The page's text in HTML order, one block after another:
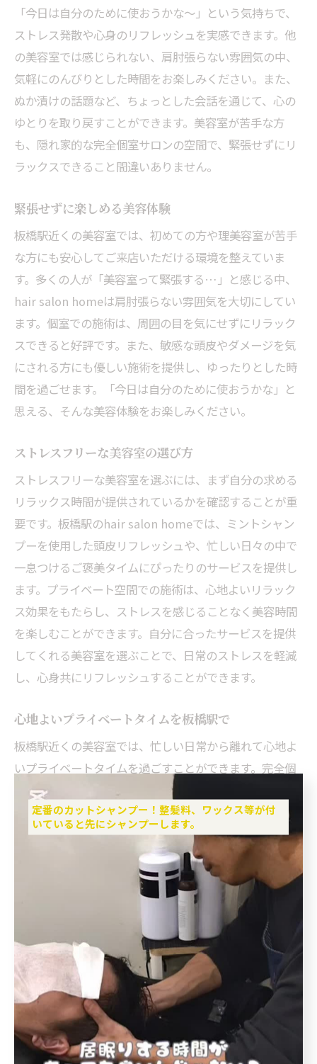
「今日は自分のために使おうかな～」という気持ちで、
ストレス発散や心身のリフレッシュを実感できます。他
の美容室では感じられない、肩肘張らない雰囲気の中、
気軽にのんびりとした時間をお楽しみください。また、
ぬか漬けの話題など、ちょっとした会話を通じて、心の
ゆとりを取り戻すことができます。美容室が苦手な方
も、隠れ家的な完全個室サロンの空間で、緊張せずにリ
ラックスできること間違いありません。
緊張せずに楽しめる美容体験
板橋駅近くの美容室では、初めての方や理美容室が苦手
な方にも安心してご来店いただける環境を整えていま
す。多くの人が「美容室って緊張する…」と感じる中、
hair salon homeは肩肘張らない雰囲気を大切にしてい
ます。個室での施術は、周囲の目を気にせずにリラック
スできると好評です。また、敏感な頭皮やダメージを気
にされる方にも優しい施術を提供し、ゆったりとした時
間を過ごせます。「今日は自分のために使おうかな」と
思える、そんな美容体験をお楽しみください。
ストレスフリーな美容室の選び方
ストレスフリーな美容室を選ぶには、まず自分の求める
リラックス時間が提供されているかを確認することが重
要です。板橋駅のhair salon homeでは、ミントシャン
プーを使用した頭皮リフレッシュや、忙しい日々の中で
一息つけるご褒美タイムにぴったりのサービスを提供し
ます。プライベート空間での施術は、心地よいリラック
ス効果をもたらし、ストレスを感じることなく美容時間
を楽しむことができます。自分に合ったサービスを提供
してくれる美容室を選ぶことで、日常のストレスを軽減
し、心身共にリフレッシュすることができます。
心地よいプライベートタイムを板橋駅で
板橋駅近くの美容室では、忙しい日常から離れて心地よ
いプライベートタイムを過ごすことができます。完全個
室のサロンは、他の人の目を気にすることなく、自分だ
けの時間を存分に楽しめる場所です。特に、ストレス発
散やリラックスを求める方には最適な環境です。ミント
シャンプーで頭皮をリフレッシュし、心身ともにリラッ
クスできる時間を提供しています。「今日は自分のため
に使おうかな～」と思う日にピッタリな体験をぜひ試し
てみてください。リピーターの方々からは、「居眠りし
ちゃった」「ウトウト気持ちよかった」という声も多く
いただいていますので、一度お試しになってみてくださ
い。
リピーター続出の理由を解説
板橋駅の美容室は、リピーターが続出する理由がありま
定番のカットシャンプー！整髪料、ワックス等が付
いていると先にシャンプーします。